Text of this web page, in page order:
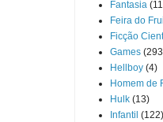
Fantasia
Feira do
Ficção
Games
Hellboy (4)
Homem de
Hulk (13)
Infantil (122)